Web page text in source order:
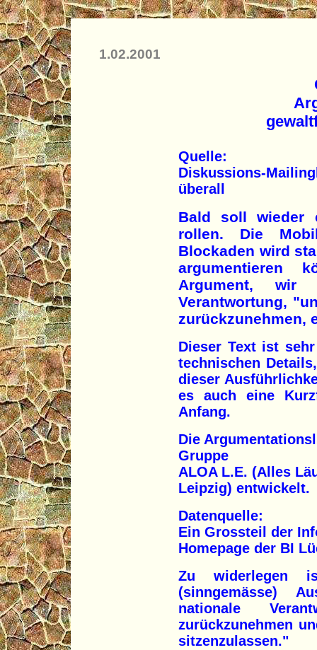
1.02.2001
Quelle:
Diskussions-
überall
Bald soll wieder
rollen. Die
Blockaden wird
argumentieren
Argument, wir
Verantwortung,
zurückzunehmen,
Dieser Text ist
technischen
dieser
es auch eine
Anfang.
Die
Gruppe
ALOA L.E. (Alles
Leipzig) entwickelt.
Datenquelle:
Ein Grossteil der
Homepage der BI
Zu widerlegen
(sinngemässe)
nationale
zurückzunehmen
sitzenzulassen."